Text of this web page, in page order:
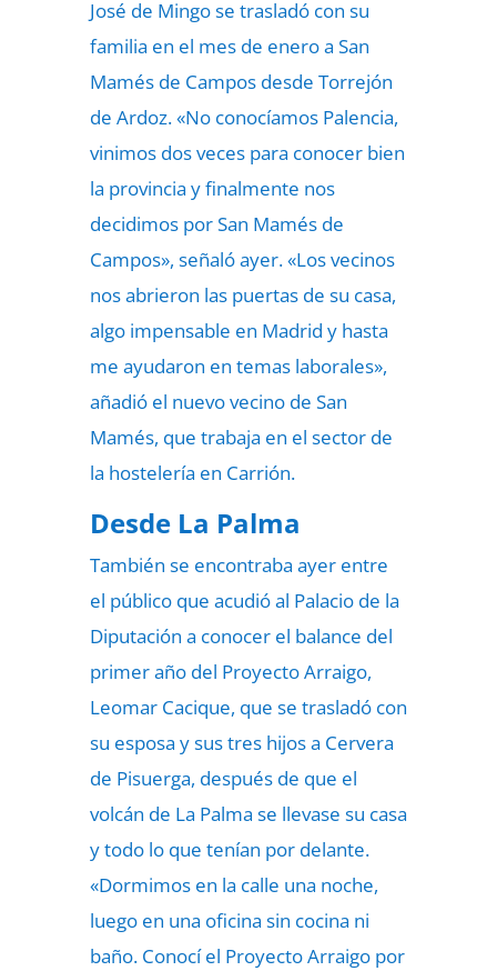
José de Mingo se trasladó con su
familia en el mes de enero a San
Mamés de Campos desde Torrejón
de Ardoz. «No conocíamos Palencia,
vinimos dos veces para conocer bien
la provincia y finalmente nos
decidimos por San Mamés de
Campos», señaló ayer. «Los vecinos
nos abrieron las puertas de su casa,
algo impensable en Madrid y hasta
me ayudaron en temas laborales»,
añadió el nuevo vecino de San
Mamés, que trabaja en el sector de
la hostelería en Carrión.
Desde La Palma
También se encontraba ayer entre
el público que acudió al Palacio de la
Diputación a conocer el balance del
primer año del Proyecto Arraigo,
Leomar Cacique, que se trasladó con
su esposa y sus tres hijos a Cervera
de Pisuerga, después de que el
volcán de La Palma se llevase su casa
y todo lo que tenían por delante.
«Dormimos en la calle una noche,
luego en una oficina sin cocina ni
baño. Conocí el Proyecto Arraigo por